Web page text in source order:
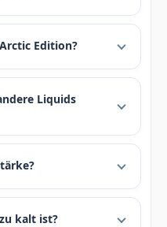
Edition?
Liquids
kalt ist?